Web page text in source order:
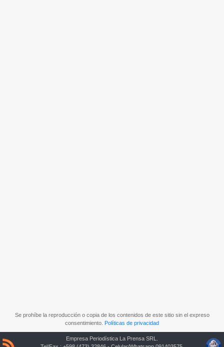
Se prohíbe la reproducción o copia de los contenidos de este sitio sin el expreso
consentimiento. Políticas de privacidad
Empresa Periodística La Prensa SRL.